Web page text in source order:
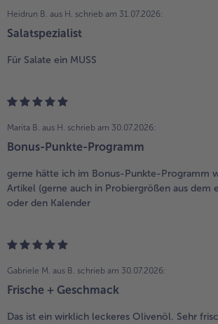
Heidrun B. aus H. schrieb am 31.07.2026:
Salatspezialist
Für Salate ein MUSS
Marita B. aus H. schrieb am 30.07.2026:
Bonus-Punkte-Programm
gerne hätte ich im Bonus-Punkte-Programm
Artikel (gerne auch in Probiergrößen aus dem
oder den Kalender
Gabriele M. aus B. schrieb am 30.07.2026:
Frische + Geschmack
Das ist ein wirklich leckeres Olivenöl. Sehr